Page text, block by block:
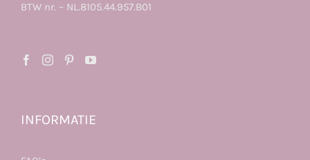
BTW nr. – NL.8105.44.957.B01
INFORMATIE